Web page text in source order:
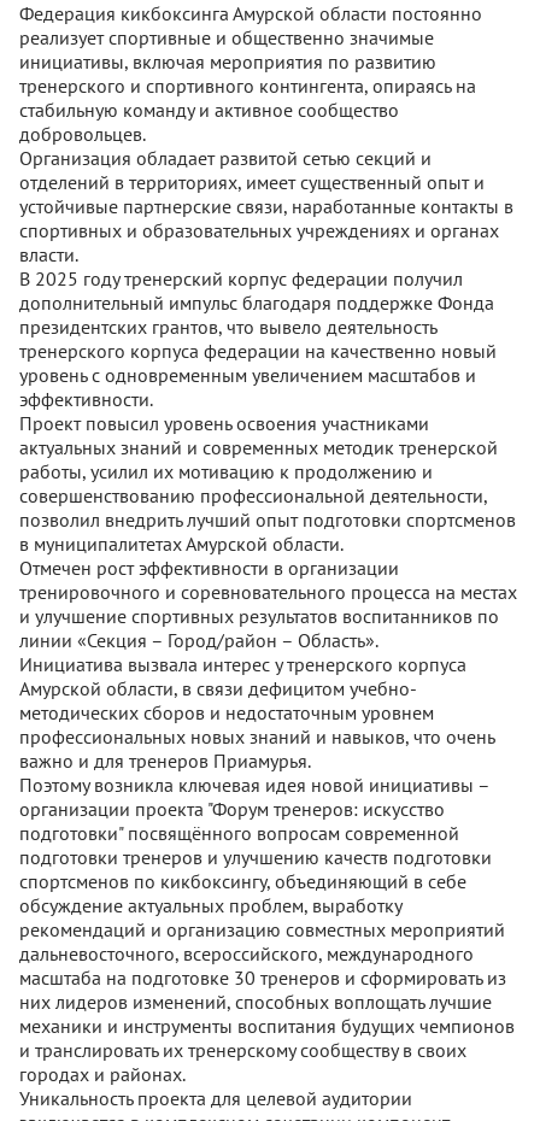
Федерация кикбоксинга Амурской области постоянно
реализует спортивные и общественно значимые
инициативы, включая мероприятия по развитию
тренерского и спортивного контингента, опираясь на
стабильную команду и активное сообщество
добровольцев.
Организация обладает развитой сетью секций и
отделений в территориях, имеет существенный опыт и
устойчивые партнерские связи, наработанные контакты в
спортивных и образовательных учреждениях и органах
власти.
В 2025 году тренерский корпус федерации получил
дополнительный импульс благодаря поддержке Фонда
президентских грантов, что вывело деятельность
тренерского корпуса федерации на качественно новый
уровень с одновременным увеличением масштабов и
эффективности.
Проект повысил уровень освоения участниками
актуальных знаний и современных методик тренерской
работы, усилил их мотивацию к продолжению и
совершенствованию профессиональной деятельности,
позволил внедрить лучший опыт подготовки спортсменов
в муниципалитетах Амурской области.
Отмечен рост эффективности в организации
тренировочного и соревновательного процесса на местах
и улучшение спортивных результатов воспитанников по
линии «Секция – Город/район – Область».
Инициатива вызвала интерес у тренерского корпуса
Амурской области, в связи дефицитом учебно-
методических сборов и недостаточным уровнем
профессиональных новых знаний и навыков, что очень
важно и для тренеров Приамурья.
Поэтому возникла ключевая идея новой инициативы –
организации проекта "Форум тренеров: искусство
подготовки" посвящённого вопросам современной
подготовки тренеров и улучшению качеств подготовки
спортсменов по кикбоксингу, объединяющий в себе
обсуждение актуальных проблем, выработку
рекомендаций и организацию совместных мероприятий
дальневосточного, всероссийского, международного
масштаба на подготовке 30 тренеров и сформировать из
них лидеров изменений, способных воплощать лучшие
механики и инструменты воспитания будущих чемпионов
и транслировать их тренерскому сообществу в своих
городах и районах.
Уникальность проекта для целевой аудитории